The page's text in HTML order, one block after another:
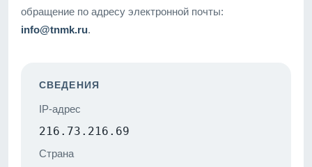
обращение по адресу электронной почты:
info@tnmk.ru.
СВЕДЕНИЯ
IP-адрес
216.73.216.69
Страна